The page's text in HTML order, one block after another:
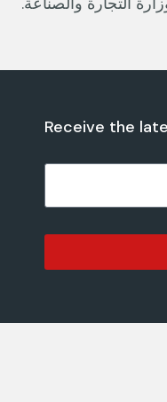
Receive the